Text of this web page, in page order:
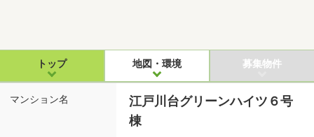
トップ 地図・環境 募集物件
マンション名
江戸川台グリーンハイツ６号
棟